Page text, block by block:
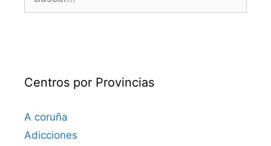
Centros por Provincias
A coruña
Adicciones